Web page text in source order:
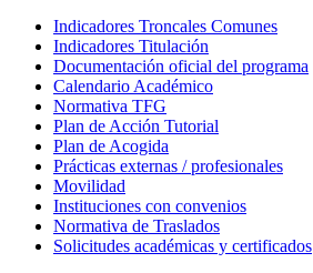
Indicadores Troncales Comunes
Indicadores Titulación
Documentación oficial del programa
Calendario Académico
Normativa TFG
Plan de Acción Tutorial
Plan de Acogida
Prácticas externas / profesionales
Movilidad
Instituciones con convenios
Normativa de Traslados
Solicitudes académicas y certificados